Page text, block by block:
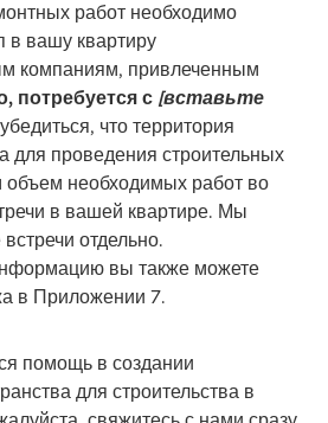
работ необходимо
в вашу квартиру
компаниям, привлеченным
потребуется с [вставьте
что территория
для проведения строительных
необходимых работ во
в вашей квартире. Мы
отдельно.
вы также можете
в Приложении 7.
помощь в создании
для строительства в